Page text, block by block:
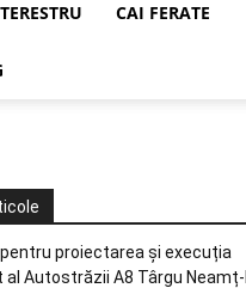
CAI FERATE
proiectarea și execuția
al Autostrăzii A8 Târgu